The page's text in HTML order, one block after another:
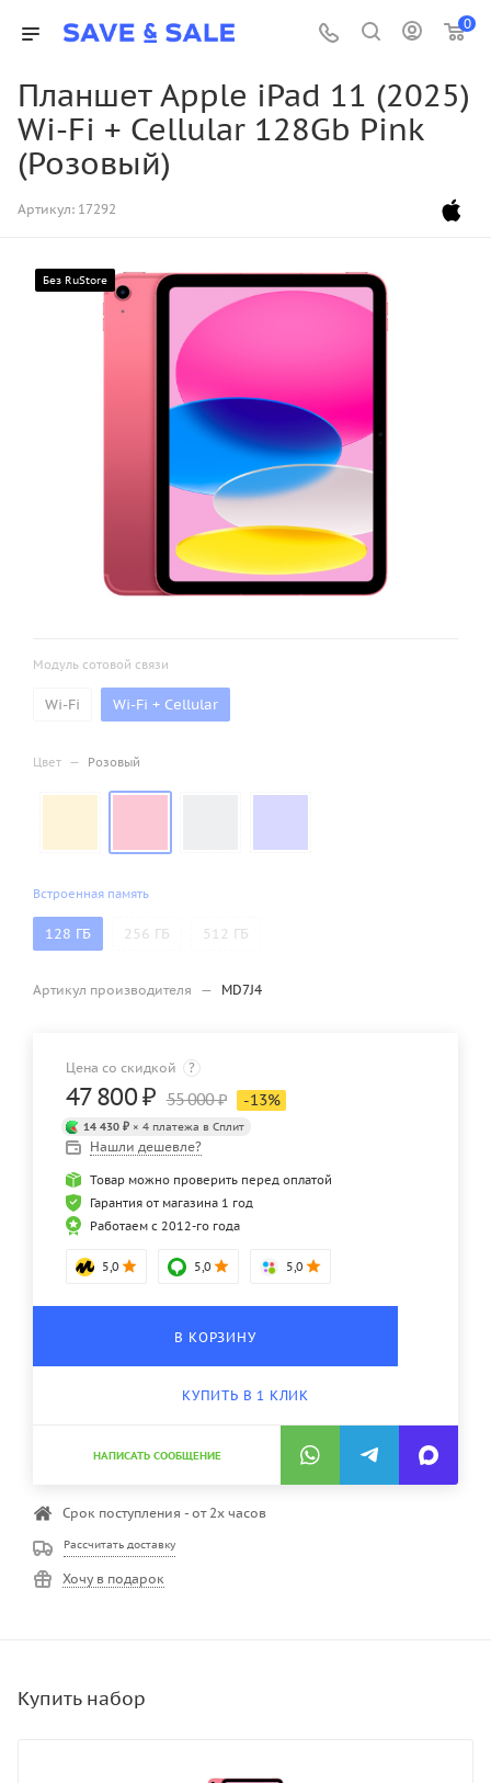
0
Планшет Apple iPad 11 (2025)
Wi-Fi + Cellular 128Gb Pink
(Розовый)
Артикул: 17292
Без RuStore
Модуль сотовой связи
Wi-Fi Wi-Fi + Cellular
Цвет — Розовый
Встроенная память
128 ГБ 256 ГБ 512 ГБ
Артикул производителя — MD7J4
Цена со скидкой ?
47 800₽ 55 000₽ -13%
14 430 ₽ × 4 платежа в Сплит
Нашли дешевле?
Товар можно проверить перед оплатой
Гарантия от магазина 1 год
Работаем с 2012-го года
5,0 5,0 5,0
В КОРЗИНУ
КУПИТЬ В 1 КЛИК
НАПИСАТЬ СООБЩЕНИЕ
Срок поступления - от 2х часов
Рассчитать доставку
Хочу в подарок